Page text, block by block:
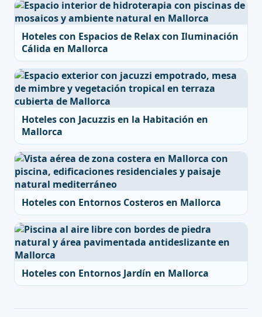
Hoteles con Espacios de Relax con Iluminación
Cálida en Mallorca
Hoteles con Jacuzzis en la Habitación en
Mallorca
Hoteles con Entornos Costeros en Mallorca
Hoteles con Entornos Jardín en Mallorca